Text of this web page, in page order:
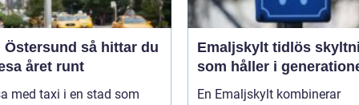
så hittar du
året runt
med taxi i en stad som
Emaljskylt tidlös skyltning
som håller i
En Emaljskylt kombinerar